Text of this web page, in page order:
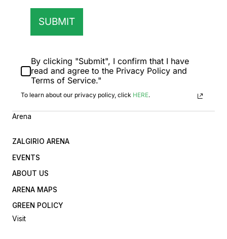
SUBMIT
By clicking "Submit", I confirm that I have
read and agree to the Privacy Policy and
Terms of Service."
To learn about our privacy policy, click HERE.
Arena
ZALGIRIO ARENA
EVENTS
ABOUT US
ARENA MAPS
GREEN POLICY
Visit